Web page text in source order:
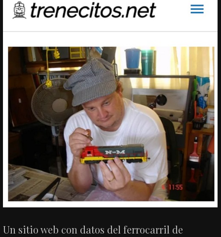
Un sitio web con datos del ferrocarril de